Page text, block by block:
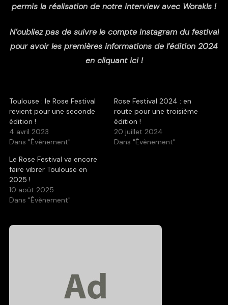
permis la réalisation de notre interview avec Worakls !
N’oubliez pas de suivre le compte Instagram du festival
pour avoir les premières informations de l’édition 2024
en cliquant ici !
Toulouse : le Rose Festival
revient pour une seconde
édition !
4 avril 2023
Dans "Évènement"
Rose Festival 2024 : en
route pour une troisième
édition !
20 juillet 2024
Dans "Évènement"
Le Rose Festival va encore
faire vibrer Toulouse en
2025 !
10 août 2025
Dans "Évènement"